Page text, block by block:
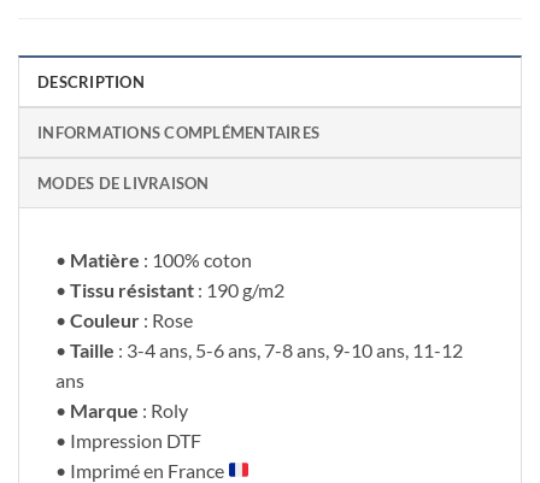
DESCRIPTION
INFORMATIONS COMPLÉMENTAIRES
MODES DE LIVRAISON
• Matière : 100% coton
• Tissu résistant : 190 g/m2
• Couleur : Rose
• Taille : 3-4 ans, 5-6 ans, 7-8 ans, 9-10 ans, 11-12
ans
• Marque : Roly
• Impression DTF
• Imprimé en France